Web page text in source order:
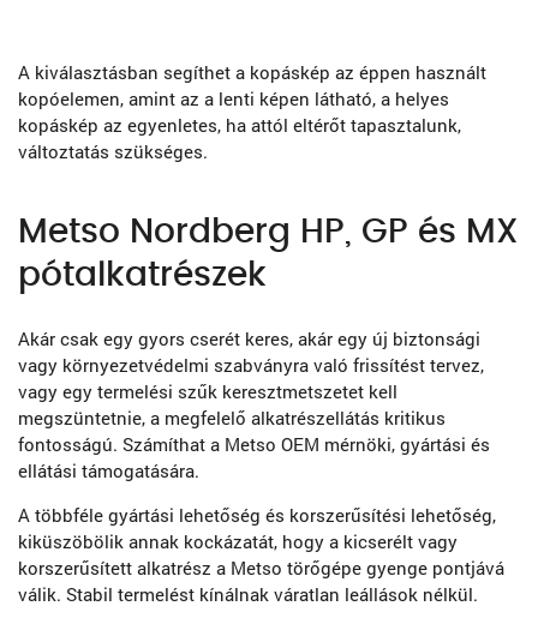
A kiválasztásban segíthet a kopáskép az éppen használt
kopóelemen, amint az a lenti képen látható, a helyes
kopáskép az egyenletes, ha attól eltérőt tapasztalunk,
változtatás szükséges.
Metso Nordberg HP, GP és MX
pótalkatrészek
Akár csak egy gyors cserét keres, akár egy új biztonsági
vagy környezetvédelmi szabványra való frissítést tervez,
vagy egy termelési szűk keresztmetszetet kell
megszüntetnie, a megfelelő alkatrészellátás kritikus
fontosságú. Számíthat a Metso OEM mérnöki, gyártási és
ellátási támogatására.
A többféle gyártási lehetőség és korszerűsítési lehetőség,
kiküszöbölik annak kockázatát, hogy a kicserélt vagy
korszerűsített alkatrész a Metso törőgépe gyenge pontjává
válik. Stabil termelést kínálnak váratlan leállások nélkül.